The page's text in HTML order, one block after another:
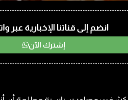
انضم إلى قناتنا الإخبارية عبر
إشترك الآن